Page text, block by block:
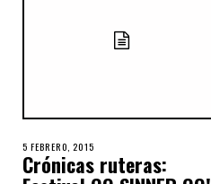
5 FEBRERO, 2015
Crónicas ruteras: